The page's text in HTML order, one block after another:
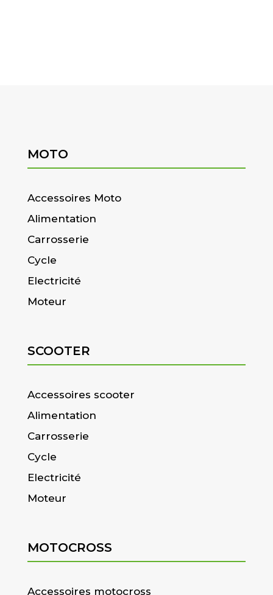
MOTO
Accessoires Moto
Alimentation
Carrosserie
Cycle
Electricité
Moteur
SCOOTER
Accessoires scooter
Alimentation
Carrosserie
Cycle
Electricité
Moteur
MOTOCROSS
Accessoires motocross